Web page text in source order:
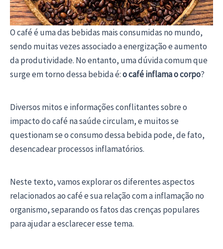
O café é uma das bebidas mais consumidas no mundo,
sendo muitas vezes associado a energização e aumento
da produtividade. No entanto, uma dúvida comum que
surge em torno dessa bebida é:o café inflama o corpo?
Diversos mitos e informações conflitantes sobre o
impacto do café na saúde circulam, e muitos se
questionam se o consumo dessa bebida pode, de fato,
desencadear processos inflamatórios.
Neste texto, vamos explorar os diferentes aspectos
relacionados ao café e sua relação com a inflamação no
organismo, separando os fatos das crenças populares
para ajudar a esclarecer esse tema.